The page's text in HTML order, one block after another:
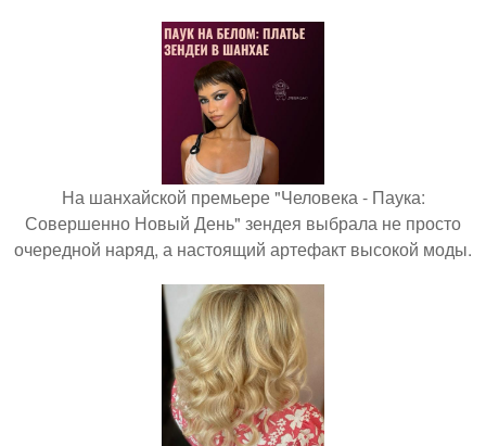
На шанхайской премьере "Человека - Паука:
Совершенно Новый День" зендея выбрала не просто
очередной наряд, а настоящий артефакт высокой моды.